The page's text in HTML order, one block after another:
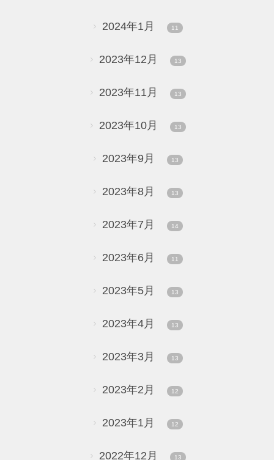
2024年1月 11
2023年12月 13
2023年11月 13
2023年10月 13
2023年9月 13
2023年8月 13
2023年7月 14
2023年6月 11
2023年5月 13
2023年4月 13
2023年3月 13
2023年2月 12
2023年1月 12
2022年12月 13